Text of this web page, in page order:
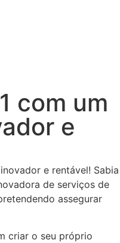
com um
e
e rentável! Sabia
de serviços de
assegurar
criar o seu próprio